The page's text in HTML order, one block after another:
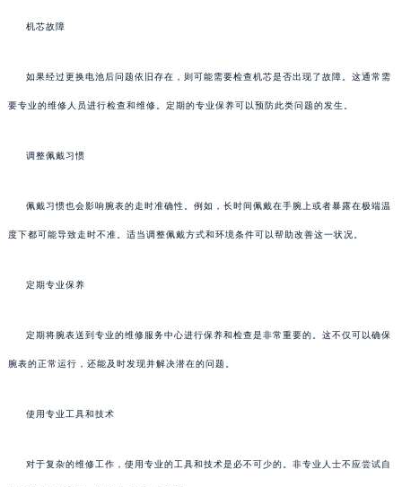
机芯故障
如果经过更换电池后问题依旧存在，则可能需要检查机芯是否出现了故障。这通常需
要专业的维修人员进行检查和维修。定期的专业保养可以预防此类问题的发生。
调整佩戴习惯
佩戴习惯也会影响腕表的走时准确性。例如，长时间佩戴在手腕上或者暴露在极端温
度下都可能导致走时不准。适当调整佩戴方式和环境条件可以帮助改善这一状况。
定期专业保养
定期将腕表送到专业的维修服务中心进行保养和检查是非常重要的。这不仅可以确保
腕表的正常运行，还能及时发现并解决潜在的问题。
使用专业工具和技术
对于复杂的维修工作，使用专业的工具和技术是必不可少的。非专业人士不应尝试自